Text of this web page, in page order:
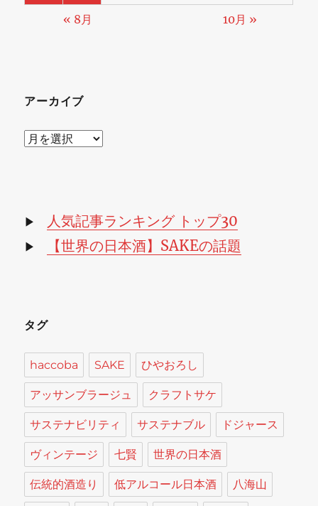
« 8月 10月 »
アーカイブ
ア
ブ
▶ 人気記事ランキング トップ30
▶ 【世界の日本酒】SAKEの話題
タグ
haccoba SAKE ひやおろし
アッサンブラージュ クラフトサケ
サステナビリティ サステナブル ドジャース
ヴィンテージ 七賢 世界の日本酒
伝統的酒造り 低アルコール日本酒 八海山